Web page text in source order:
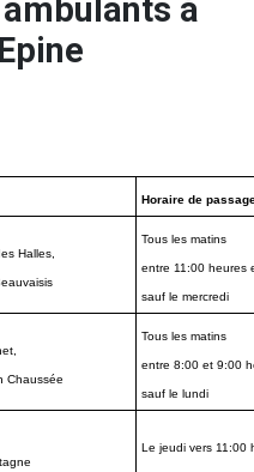
à
Horaire de
Halles,
Tous les matins
entre 11:00 heures
sauf le mercredi
Chaussée
Tous les matins
entre 8:00 et 9:00
sauf le lundi
Le jeudi vers 11:00